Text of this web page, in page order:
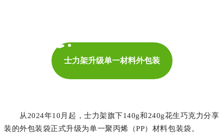
士力架升级单一材料外包装
从2024年10月起，士力架旗下140g和240g花生巧克力分享
装的外包装袋正式升级为单一聚丙烯（PP）材料包装袋。